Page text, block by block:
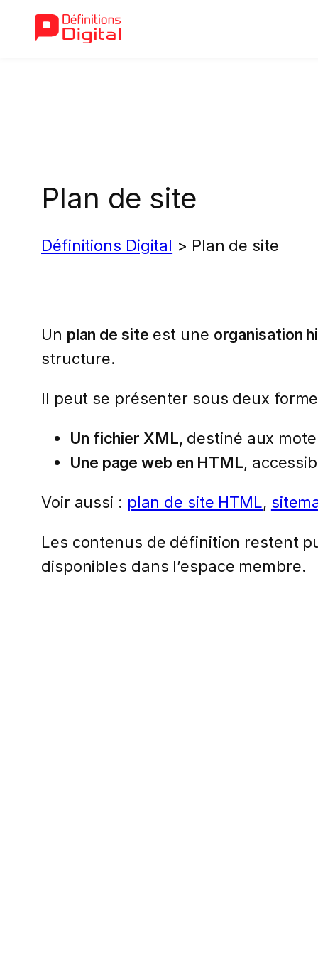
Plan de site
Définitions Digital > Plan de site
Un plan de site est une organisation
structure.
Il peut se présenter sous deux
Un fichier XML, destiné aux
Une page web en HTML,
Voir aussi : plan de site HTML,
Les contenus de définition restent
disponibles dans l’espace membre.